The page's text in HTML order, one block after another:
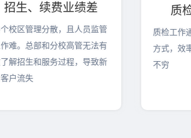
招生、续费业绩差
校区管理分散，且人员监管
难。总部和分校高管无法有
解招生和服务过程，导致新
户流失
质
质检工作
方式，效
不穷